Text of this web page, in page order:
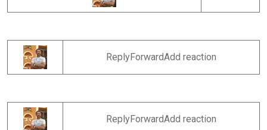
ReplyForwardAdd reaction
ReplyForwardAdd reaction